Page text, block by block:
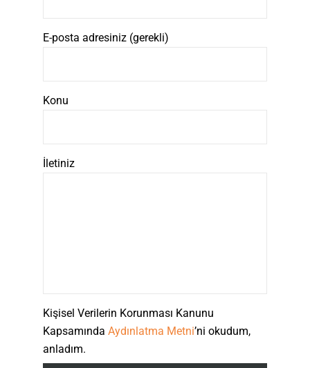
E-posta adresiniz (gerekli)
Konu
İletiniz
Kişisel Verilerin Korunması Kanunu
Kapsamında Aydınlatma Metni’ni okudum,
anladım.